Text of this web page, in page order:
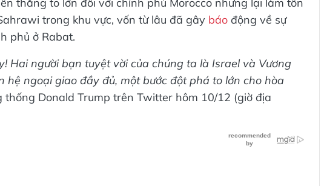
thắng to lớn đối với chính phủ Morocco nhưng lại làm tổn
trong khu vực, vốn từ lâu đã gây báo động về sự
phủ ở Rabat.
Hai người bạn tuyệt vời của chúng ta là Israel và Vương
hệ ngoại giao đầy đủ, một bước đột phá to lớn cho hòa
thống Donald Trump trên Twitter hôm 10/12 (giờ địa